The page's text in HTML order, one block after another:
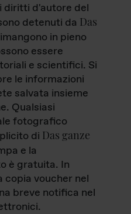
diritti d'autore del
detenuti da Das
in pieno
essere
e scientifici. Si
le informazioni
salvata insieme
Qualsiasi
fotografico
di Das ganze
e la
è gratuita. In
copia voucher nel
breve notifica nel